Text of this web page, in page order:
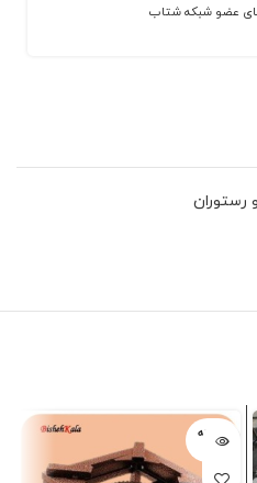
عضو شبکه شتاب
فروخته
شده